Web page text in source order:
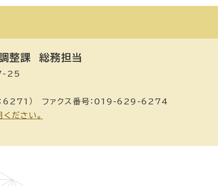
整課 総務担当
25
6271） ファクス番号：019-629-6274
ださい。